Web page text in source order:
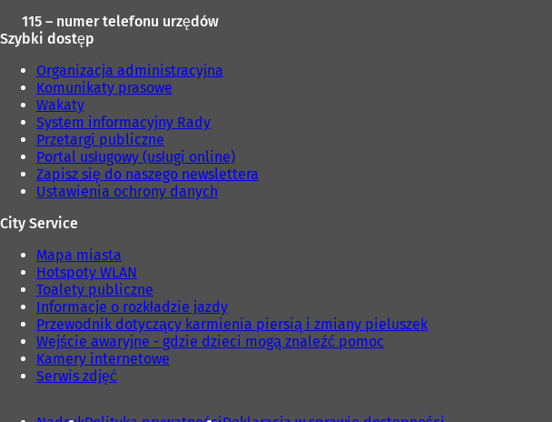
115 – numer telefonu urzędów
Szybki dostęp
Organizacja administracyjna
Komunikaty prasowe
Wakaty
System informacyjny Rady
Przetargi publiczne
Portal usługowy (usługi online)
Zapisz się do naszego newslettera
Ustawienia ochrony danych
City Service
Mapa miasta
Hotspoty WLAN
Toalety publiczne
Informacje o rozkładzie jazdy
Przewodnik dotyczący karmienia piersią i zmiany pieluszek
Wejście awaryjne - gdzie dzieci mogą znaleźć pomoc
Kamery internetowe
Serwis zdjęć